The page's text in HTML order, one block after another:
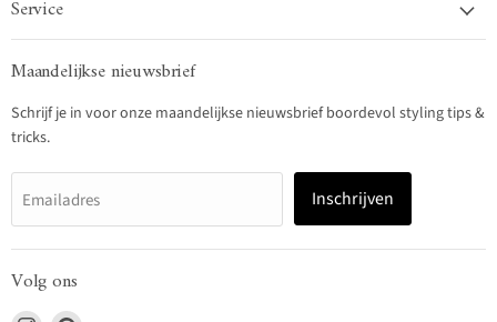
Service
Maandelijkse nieuwsbrief
Schrijf je in voor onze maandelijkse nieuwsbrief boordevol styling tips &
tricks.
Emailadres Inschrijven
Volg ons